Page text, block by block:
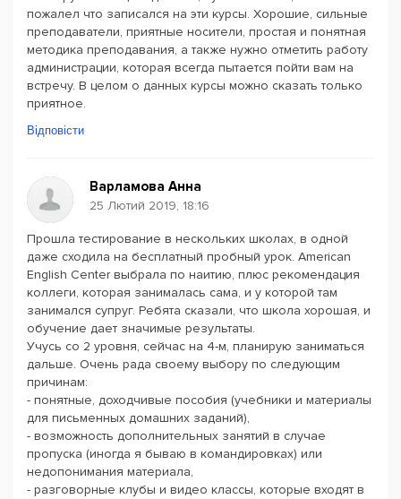
пожалел что записался на эти курсы. Хорошие, сильные
преподаватели, приятные носители, простая и понятная
методика преподавания, а также нужно отметить работу
администрации, которая всегда пытается пойти вам на
встречу. В целом о данных курсы можно сказать только
приятное.
Відповісти
Варламова Анна
25 Лютий 2019, 18:16
Прошла тестирование в нескольких школах, в одной
даже сходила на бесплатный пробный урок. American
English Center выбрала по наитию, плюс рекомендация
коллеги, которая занималась сама, и у которой там
занимался супруг. Ребята сказали, что школа хорошая, и
обучение дает значимые результаты.
Учусь со 2 уровня, сейчас на 4-м, планирую заниматься
дальше. Очень рада своему выбору по следующим
причинам:
- понятные, доходчивые пособия (учебники и материалы
для письменных домашних заданий),
- возможность дополнительных занятий в случае
пропуска (иногда я бываю в командировках) или
недопонимания материала,
- разговорные клубы и видео классы, которые входят в